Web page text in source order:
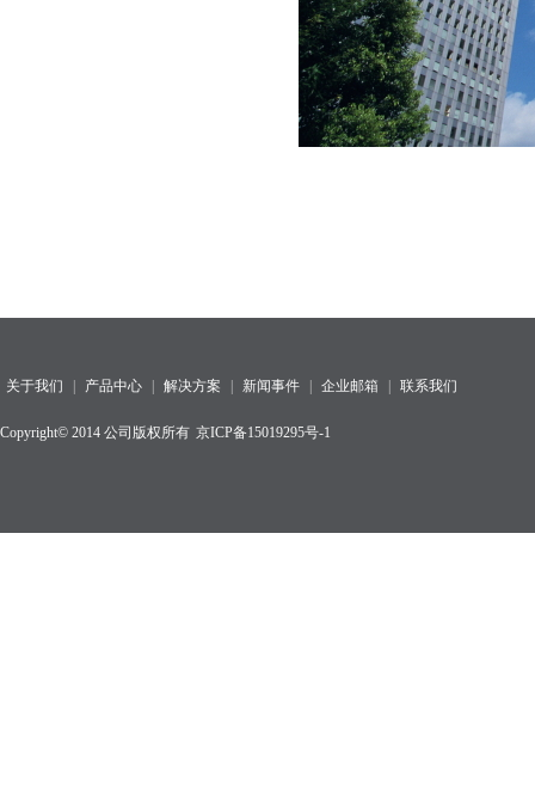
关于我们 产品中心 解决方案 新闻事件 企业邮箱 联系我们
Copyright© 2014 公司版权所有 京ICP备15019295号-1